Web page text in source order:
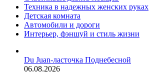
Техника в надежных женских руках
Детская комната
Автомобили и дороги
Интерьер, фэншуй и стиль жизни
Du Juan-ласточка Поднебесной
06.08.2026